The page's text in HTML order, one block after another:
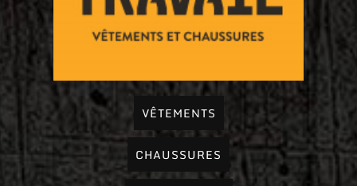
VÊTEMENTS
CHAUSSURES